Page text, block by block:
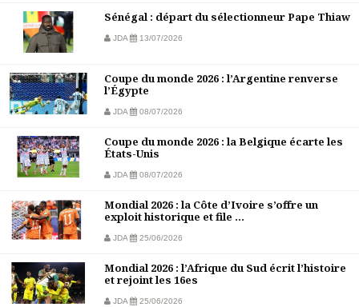
Sénégal : départ du sélectionneur Pape Thiaw
JDA 13/07/2026
Coupe du monde 2026 : l’Argentine renverse
l’Égypte
JDA 08/07/2026
Coupe du monde 2026 : la Belgique écarte les
États-Unis
JDA 08/07/2026
Mondial 2026 : la Côte d’Ivoire s’offre un
exploit historique et file ...
JDA 25/06/2026
Mondial 2026 : l’Afrique du Sud écrit l’histoire
et rejoint les 16es
JDA 25/06/2026